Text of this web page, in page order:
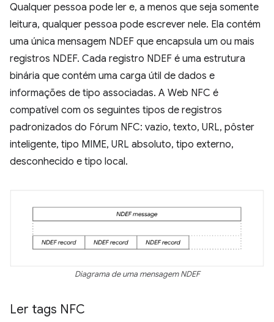
Qualquer pessoa pode ler e, a menos que seja somente
leitura, qualquer pessoa pode escrever nele. Ela contém
uma única mensagem NDEF que encapsula um ou mais
registros NDEF. Cada registro NDEF é uma estrutura
binária que contém uma carga útil de dados e
informações de tipo associadas. A Web NFC é
compatível com os seguintes tipos de registros
padronizados do Fórum NFC: vazio, texto, URL, pôster
inteligente, tipo MIME, URL absoluto, tipo externo,
desconhecido e tipo local.
Diagrama de uma mensagem NDEF
Ler tags NFC